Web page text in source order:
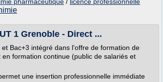
1 Grenoble - Direct ...
Bac+3 intégré dans l'offre de formation de
formation continue (public de salariés et
une insertion professionnelle immédiate